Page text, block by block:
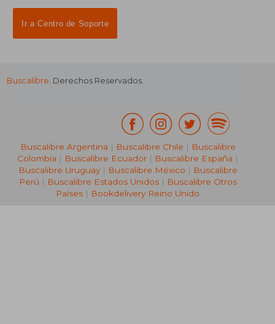
₡ 67.862
Ir a Centro de Soporte
Buscalibre. Derechos Reservados.
Buscalibre Argentina | Buscalibre Chile | Buscalibre
Colombia | Buscalibre Ecuador | Buscalibre España |
Buscalibre Uruguay| Buscalibre México | Buscalibre
Perú | Buscalibre Estados Unidos| Buscalibre Otros
Países | Bookdelivery Reino Unido